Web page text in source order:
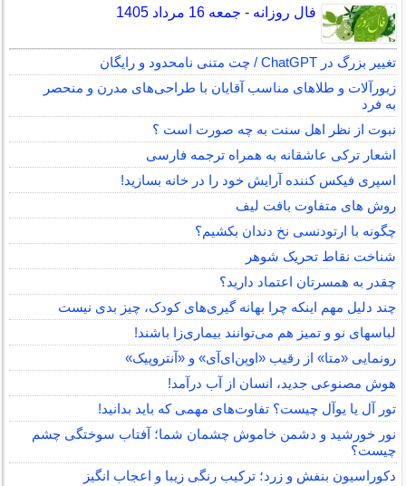
فال روزانه - جمعه 16 مرداد 1405
تغییر بزرگ در ChatGPT / چت متنی نامحدود و رایگان
زیورآلات و طلاهای مناسب آقایان با طراحی‌های مدرن و منحصر
به فرد
نبوت از نظر اهل سنت به چه صورت است ؟
اشعار ترکی عاشقانه به همراه ترجمه فارسی
اسپری فیکس کننده آرایش خود را در خانه بسازید!
روش های متفاوت بافت لیف
چگونه با ارتودنسی نخ دندان بکشیم؟
شناخت نقاط تحریک شوهر
چقدر به همسرتان اعتماد دارید؟
چند دلیل مهم اینکه چرا بهانه گیری‌های کودک، چیز بدی نیست
لباس‎های نو و تمیز هم می‌توانند بیماری‌زا باشند!
رونمایی «متا» از رقیب «اوپن‌ای‌آی» و «آنتروپیک»
هوش مصنوعی جدید، انسان از آب درآمد!
تور آل یا یوآل چیست؟ تفاوت‌های مهمی که باید بدانید!
نور خورشید و دشمن خاموش چشمان شما؛ آفتاب سوختگی چشم
چیست؟
دکوراسیون بنفش و زرد؛ ترکیب رنگی زیبا و اعجاب انگیز